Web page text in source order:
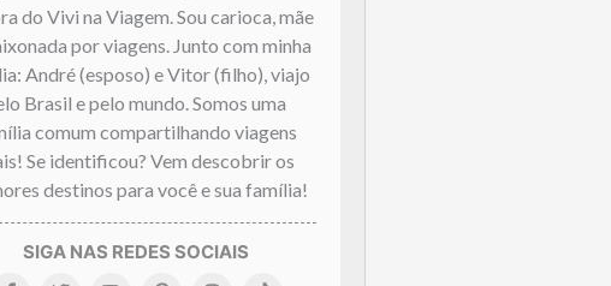
do Vivi na Viagem. Sou carioca, mãe
por viagens. Junto com minha
André (esposo) e Vitor (filho), viajo
Brasil e pelo mundo. Somos uma
comum compartilhando viagens
Se identificou? Vem descobrir os
destinos para você e sua família!